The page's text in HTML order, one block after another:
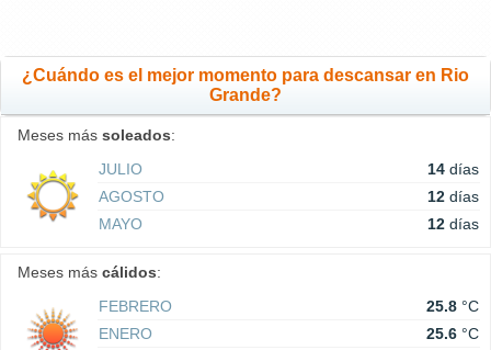
¿Cuándo es el mejor momento para descansar en Rio
Grande?
Meses más soleados:
JULIO
14 días
AGOSTO
12 días
MAYO
12 días
Meses más cálidos:
FEBRERO
25.8 °C
ENERO
25.6 °C